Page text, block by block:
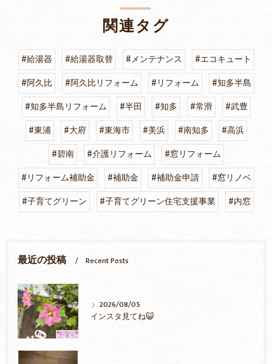
関連タグ
#給湯器 #給湯器取替 #メンテナンス
#エコキュート
#阿久比
#阿久比リフォーム #リフォーム
#知多半島
#知多半島リフォーム
#半田 #知多 #常滑
#武豊
#東浦
#大府 #東海市 #美浜 #南知多
#高浜
#碧南
#介護リフォーム
#窓リフォーム
#リフォーム補助金
#補助金 #補助金申請
#窓リノベ
#子育てグリーン
#子育てグリーン住宅支援事業 #内窓
最近の投稿 Recent Posts
2026/08/05
インスタ見てね😺